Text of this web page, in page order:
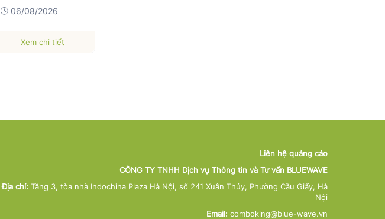
quốc tế
06/08/2026
Xem chi tiết
Liên hệ quảng cáo
CÔNG TY TNHH Dịch vụ Thông tin và Tư vấn BLUEWAVE
Địa chỉ: Tầng 3, tòa nhà Indochina Plaza Hà Nội, số 241 Xuân Thủy, Phường Cầu Giấy, Hà
Nội
Email: comboking@blue-wave.vn